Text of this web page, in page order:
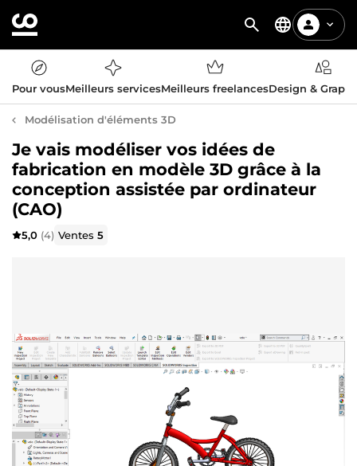
Pour vousMeilleurs servicesMeilleurs freelancesDesign &
Modélisation d'éléments 3D
Je vais modéliser vos idées de
fabrication en modèle 3D grâce à la
conception assistée par ordinateur
(CAO)
5,0 (4) Ventes5